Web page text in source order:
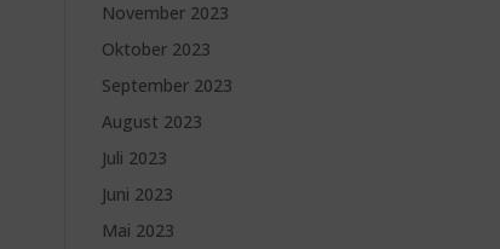
November 2023
Oktober 2023
September 2023
August 2023
Juli 2023
Juni 2023
Mai 2023